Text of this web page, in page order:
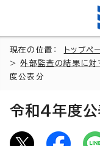
現在の位置： トップペ
>外部監査の結果に対
度公表分
令和4年度公